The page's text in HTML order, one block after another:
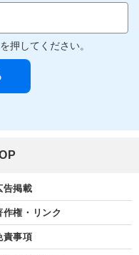
押してください。
告掲載
作権・リンク
責事項